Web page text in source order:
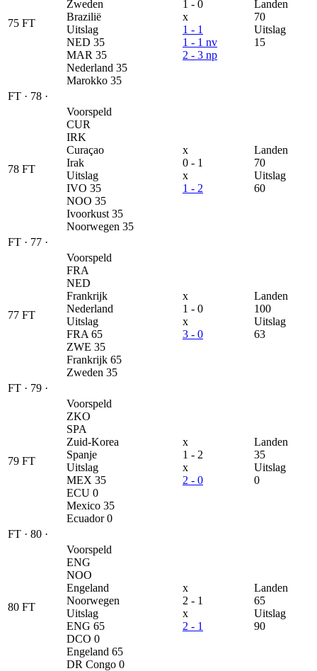
75 FT
Zweden
Brazilië
Uitslag
NED 35
MAR 35
Nederland 35
Marokko 35
1 - 0
x
1 - 1
1 - 1 nv
2 - 3 np
Landen
70
Uitslag
15
FT · 78 ·
78 FT
Voorspeld
CUR
IRK
Curaçao
Irak
Uitslag
IVO 35
NOO 35
Ivoorkust 35
Noorwegen 35
x
0 - 1
x
1 - 2
Landen
70
Uitslag
60
FT · 77 ·
77 FT
Voorspeld
FRA
NED
Frankrijk
Nederland
Uitslag
FRA 65
ZWE 35
Frankrijk 65
Zweden 35
x
1 - 0
x
3 - 0
Landen
100
Uitslag
63
FT · 79 ·
79 FT
Voorspeld
ZKO
SPA
Zuid-Korea
Spanje
Uitslag
MEX 35
ECU 0
Mexico 35
Ecuador 0
x
1 - 2
x
2 - 0
Landen
35
Uitslag
0
FT · 80 ·
80 FT
Voorspeld
ENG
NOO
Engeland
Noorwegen
Uitslag
ENG 65
DCO 0
Engeland 65
DR Congo 0
x
2 - 1
x
2 - 1
Landen
65
Uitslag
90